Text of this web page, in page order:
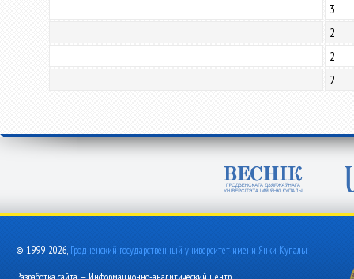
3
2
2
2
© 1999-2026, Гродненский государственный университет имени Янки Купалы